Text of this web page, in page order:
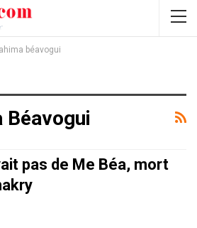
béavogui
Béavogui
pas de Me Béa, mort